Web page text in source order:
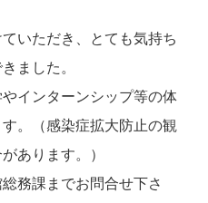
いただき、とても気持ち
ました。
インターンシップ等の体
。（感染症拡大防止の観
あります。）
務課までお問合せ下さ